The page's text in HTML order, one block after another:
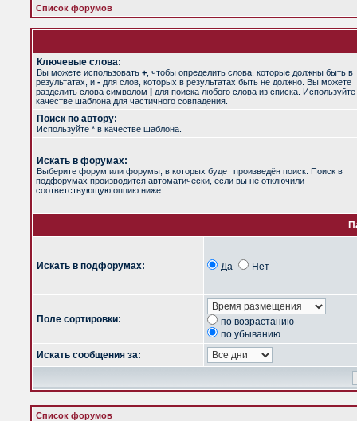
Список форумов
Ключевые слова:
Вы можете использовать + , чтобы определить слова, которые должны быть в
результатах, и - для слов, которых в результатах быть не должно. Вы можете
разделить слова символом | для поиска любого слова из списка. Используйте
качестве шаблона для частичного совпадения.
Поиск по автору:
Используйте * в качестве шаблона.
Искать в форумах:
Выберите форум или форумы, в которых будет произведён поиск. Поиск в
подфорумах производится автоматически, если вы не отключили
соответствующую опцию ниже.
Искать в подфорумах: Да Нет
Поле сортировки:
по возрастанию
по убыванию
Искать сообщения за:
Список форумов